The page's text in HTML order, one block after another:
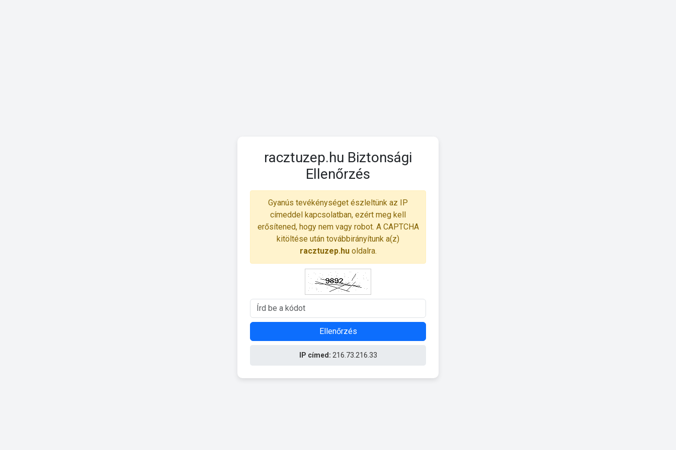
racztuzep.hu Biztonsági
Ellenőrzés
Gyanús tevékénységet észleltünk az IP
címeddel kapcsolatban, ezért meg kell
erősítened, hogy nem vagy robot. A CAPTCHA
kitöltése után továbbirányítunk a(z)
racztuzep.huoldalra.
Ellenőrzés
IP címed: 216.73.216.33